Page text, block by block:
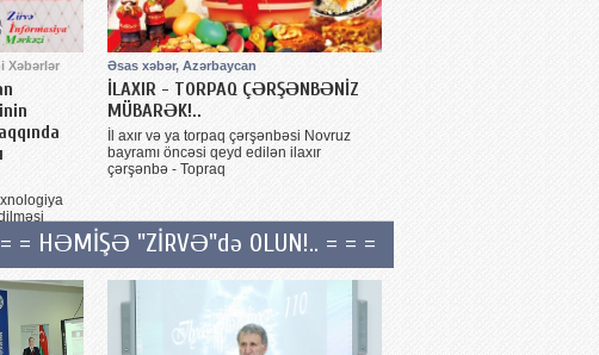
Xəbərlər Əsas xəbər, Azərbaycan
İLAXIR - TORPAQ ÇƏRŞƏNBƏNİZ
MÜBARƏK!..
İl axır və ya torpaq çərşənbəsi Novruz
bayramı öncəsi qeyd edilən ilaxır
çərşənbə - Topraq
= HƏMİŞƏ "ZİRVƏ"də OLUN!.. = = =